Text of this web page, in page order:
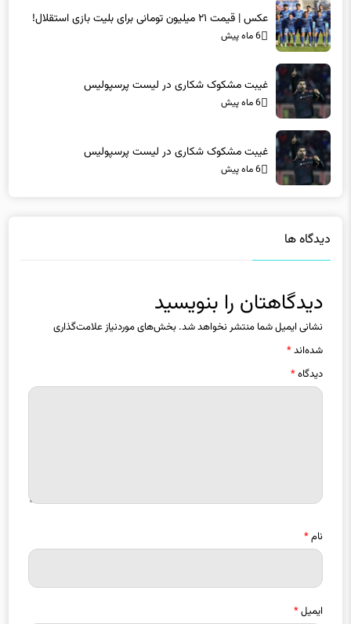
6 ماه پیش
نشانی ایمیل شما منتشر نخواهد شد.بخش‌های موردنیاز علامت‌گذاری
شده‌اند*
دیدگاه*
ایمیل*